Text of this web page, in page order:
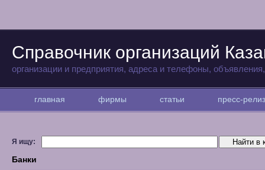
Справочник организаций
организации и предприятия, адреса и телефоны,
главная фирмы статьи пресс-
Я ищу:
Банки